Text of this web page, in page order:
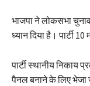
भाजपा ने लोकसभा
ध्यान दिया है। पार्टी
पार्टी स्थानीय निकाय
पैनल बनाने के लिए भेजा